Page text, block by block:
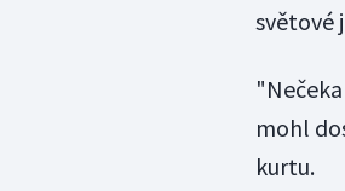
světové
mohl
kurtu.